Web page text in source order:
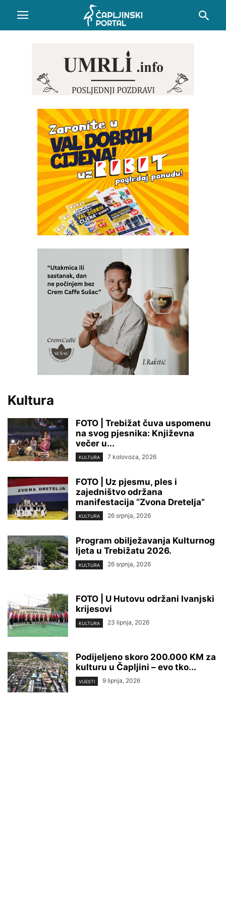
Kultura
FOTO | Trebižat čuva uspomenu
na svog pjesnika: Književna
večer u...
KULTURA 7 kolovoza, 2026
FOTO | Uz pjesmu, ples i
zajedništvo održana
manifestacija “Zvona Dretelja”
KULTURA 26 srpnja, 2026
Program obilježavanja Kulturnog
ljeta u Trebižatu 2026.
KULTURA 26 srpnja, 2026
FOTO | U Hutovu održani Ivanjski
krijesovi
KULTURA 23 lipnja, 2026
Podijeljeno skoro 200.000 KM za
kulturu u Čapljini – evo tko...
VIJESTI 9 lipnja, 2026